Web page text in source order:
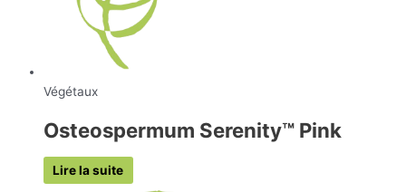
Végétaux
Osteospermum Serenity™ Pink
Lire la suite